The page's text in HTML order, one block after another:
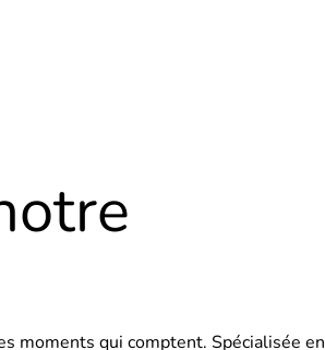
moments qui comptent. Spécialisée en